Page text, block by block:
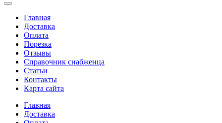
Главная
Доставка
Оплата
Порезка
Отзывы
Справочник снабженца
Статьи
Контакты
Карта сайта
Главная
Доставка